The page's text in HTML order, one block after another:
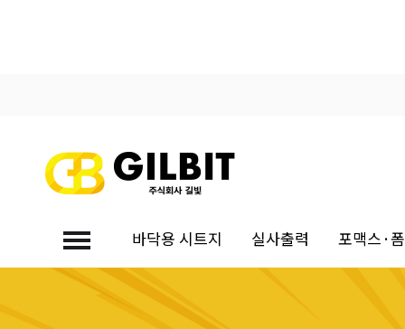
바닥용 시트지 실사출력
포맥스·
대량견적문의